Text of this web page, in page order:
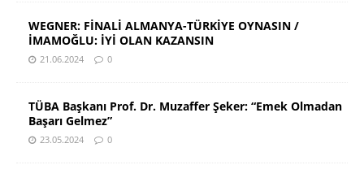
WEGNER: FİNALİ ALMANYA-TÜRKİYE OYNASIN /
İMAMOĞLU: İYİ OLAN KAZANSIN
21.06.2024 0
TÜBA Başkanı Prof. Dr. Muzaffer Şeker: “Emek Olmadan
Başarı Gelmez”
23.05.2024 0